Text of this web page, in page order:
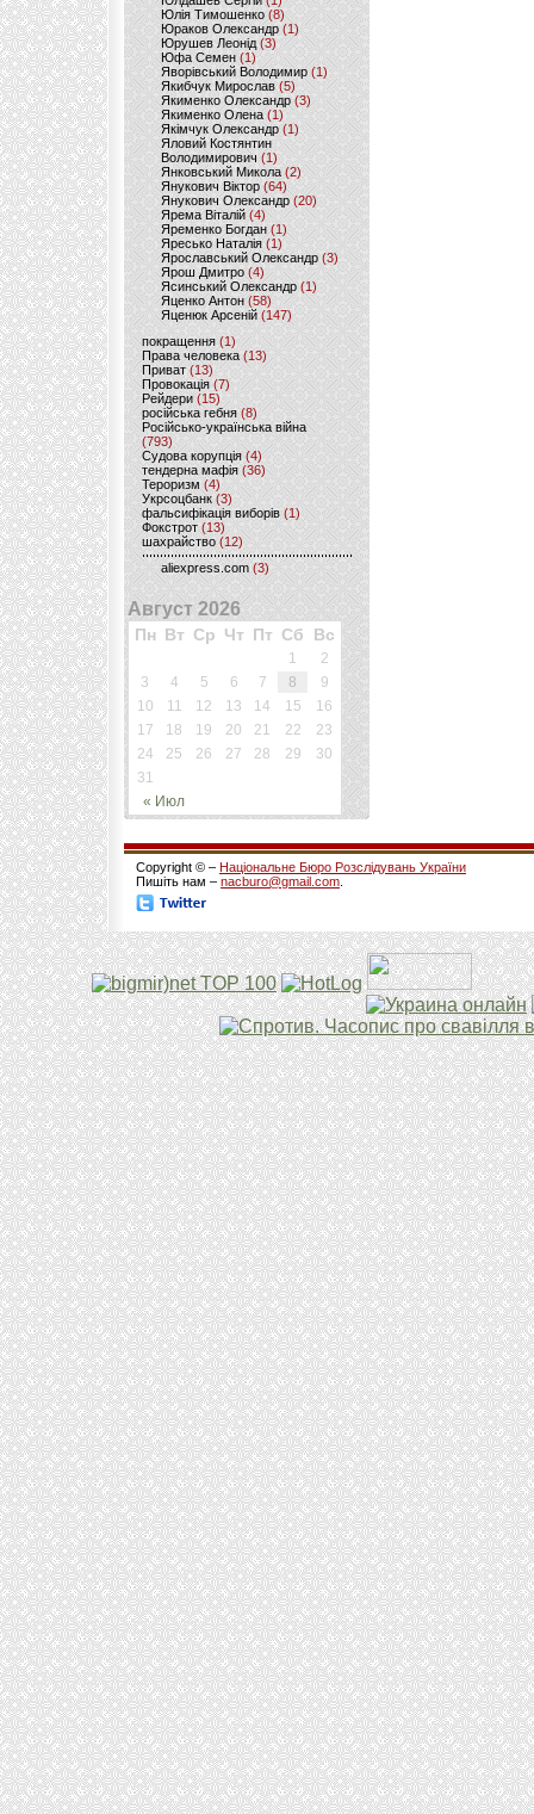
Юлія Тимошенко (8)
Юраков Олександр (1)
Юрушев Леонід (3)
Юфа Семен (1)
Яворівський Володимир (1)
Якибчук Мирослав (5)
Якименко Олександр (3)
Якименко Олена(1)
Якімчук Олександр (1)
Яловий Костянтин
Володимирович (1)
Янковський Микола(2)
Янукович Віктор (64)
Янукович Олександр(20)
Ярема Віталій(4)
Яременко Богдан(1)
Яресько Наталія(1)
Ярославський Олександр (3)
Ярош Дмитро (4)
Ясинський Олександр (1)
Яценко Антон(58)
Яценюк Арсеній (147)
покращення (1)
Права человека(13)
Приват (13)
Провокація (7)
Рейдери (15)
російська гебня (8)
Російсько-українська війна
(793)
Судова корупція (4)
тендерна мафія (36)
Тероризм (4)
Укрсоцбанк (3)
фальсифікація виборів (1)
Фокстрот(13)
шахрайство (12)
aliexpress.com (3)
Август 2026
Пн Вт Ср Чт Пт Сб Вс
« Июл
1
2
3
4 5 6 7 8
9
10
11 12 13 14 15
16
17
18 19 20 21 22
23
24
25 26 27 28 29
30
31
Copyright © – Національне Бюро Розслідувань України
Пишіть нам – nacburo@gmail.com